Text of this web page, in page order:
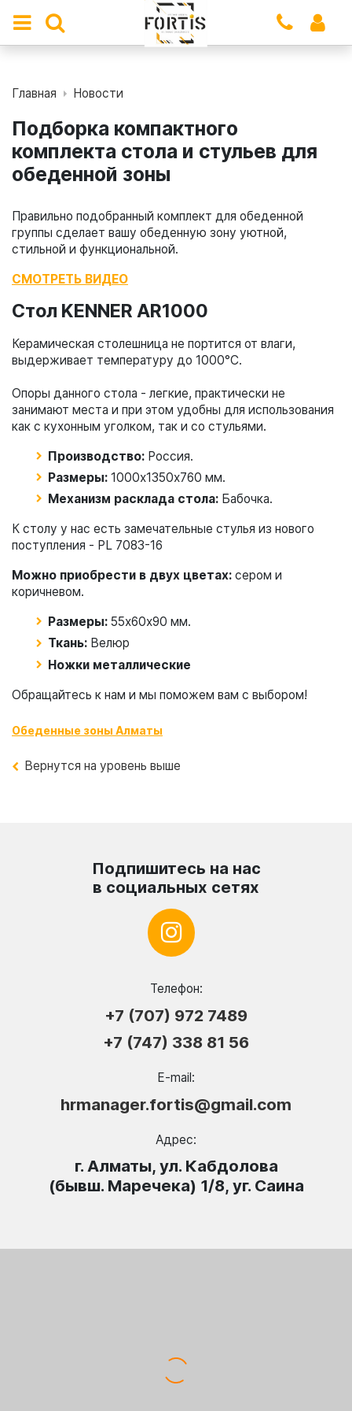
Главная Новости
Подборка компактного
комплекта стола и стульев для
обеденной зоны
Правильно подобранный комплект для обеденной
группы сделает вашу обеденную зону уютной,
стильной и функциональной.
СМОТРЕТЬ ВИДЕО
Стол KENNER AR1000
Керамическая столешница не портится от влаги,
выдерживает температуру до 1000°С.
Опоры данного стола - легкие, практически не
занимают места и при этом удобны для использования
как с кухонным уголком, так и со стульями.
Производство: Россия.
Размеры:1000х1350х760 мм.
Механизм расклада стола: Бабочка.
К столу у нас есть замечательные стулья из нового
поступления - PL 7083-16
Можно приобрести в двух цветах: сером и
коричневом.
Размеры:55х60х90 мм.
Ткань: Велюр
Ножки металлические
Обращайтесь к нам и мы поможем вам с выбором!
Обеденные зоны Алматы
Вернутся на уровень выше
Подпишитесь на нас
в социальных сетях
Телефон:
+7 (707) 972 7489
+7 (747) 338 81 56
E-mail:
hrmanager.fortis@gmail.com
Адрес:
г. Алматы, ул. Кабдолова
(бывш. Маречека) 1/8, уг. Саина